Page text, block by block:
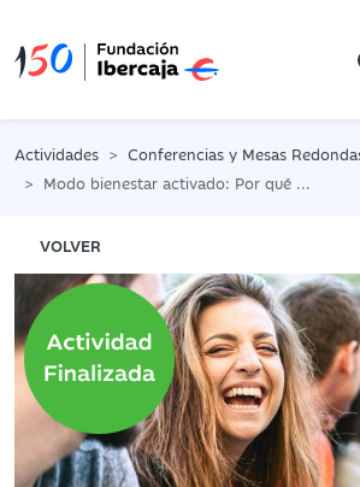
Actividades
Conferencias y Mesas
Modo bienestar activado: Por qué no disfruto de las cosas
VOLVER